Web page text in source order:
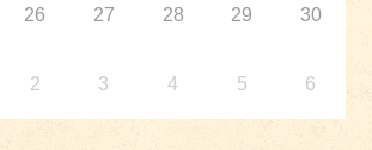
26 27 28 29 30
2 3 4 5 6